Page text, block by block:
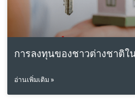
การลงทุนของชาวต่างชาติใ
อ่านเพิ่มเติม »